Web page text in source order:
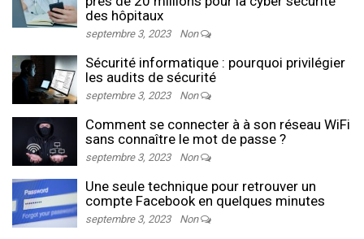
des hôpitaux
septembre 3, 2023 Non
Sécurité informatique : pourquoi privilégier
les audits de sécurité
septembre 3, 2023 Non
Comment se connecter à à son réseau WiFi
sans connaître le mot de passe ?
septembre 3, 2023 Non
Une seule technique pour retrouver un
compte Facebook en quelques minutes
septembre 3, 2023 Non